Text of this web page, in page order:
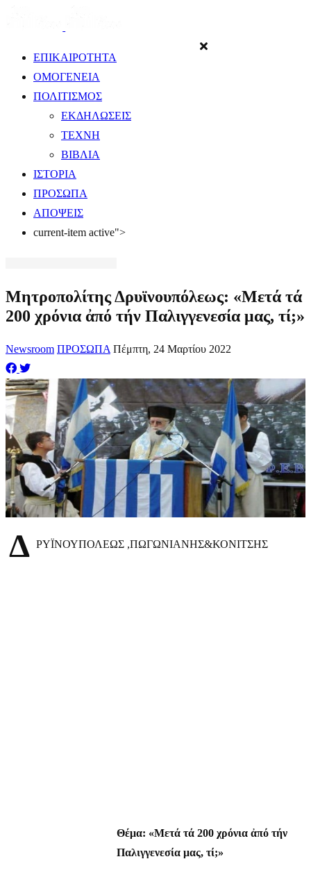
ΕΠΙΚΑΙΡΟΤΗΤΑ
ΟΜΟΓΕΝΕΙΑ
ΠΟΛΙΤΙΣΜΟΣ
ΕΚΔΗΛΩΣΕΙΣ
ΤΕΧΝΗ
ΒΙΒΛΙΑ
ΙΣΤΟΡΙΑ
ΠΡΟΣΩΠΑ
ΑΠΟΨΕΙΣ
current-item active">
Μητροπολίτης Δρυϊνουπόλεως: «Μετά τά
200 χρόνια ἀπό τήν Παλιγγενεσία μας, τί;»
Newsroom ΠΡΟΣΩΠΑ Πέμπτη, 24 Μαρτίου 2022
Δ ΡYΪΝΟΥΠΟΛΕΩΣ ,ΠΩΓΩΝΙΑΝΗΣ&ΚΟΝΙΤΣΗΣ
Θέμα: «Μετά τά 200 χρόνια ἀπό τήν
Παλιγγενεσία μας, τί;»